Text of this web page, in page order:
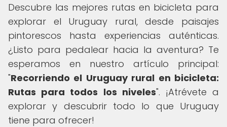
Descubre las mejores rutas en bicicleta para
explorar el Uruguay rural, desde paisajes
pintorescos hasta experiencias auténticas.
¿Listo para pedalear hacia la aventura? Te
esperamos en nuestro artículo principal:
"Recorriendo el Uruguay rural en bicicleta:
Rutas para todos los niveles". ¡Atrévete a
explorar y descubrir todo lo que Uruguay
tiene para ofrecer!